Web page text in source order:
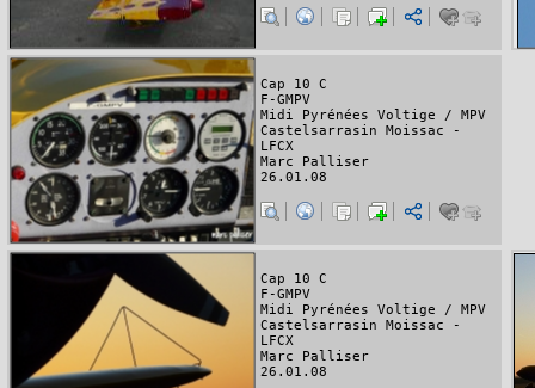
Cap 10 C
F-GMPV
Midi Pyrénées Voltige / MPV
Castelsarrasin Moissac -
LFCX
Marc Palliser
26.01.08
Cap 10 C
F-GMPV
Midi Pyrénées Voltige / MPV
Castelsarrasin Moissac -
LFCX
Marc Palliser
26.01.08